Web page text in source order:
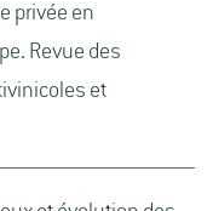
privée en
Revue des
et